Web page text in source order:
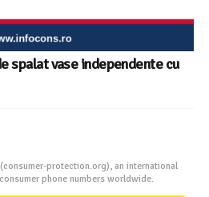
(consumer-protection.org), an international
phone numbers worldwide.